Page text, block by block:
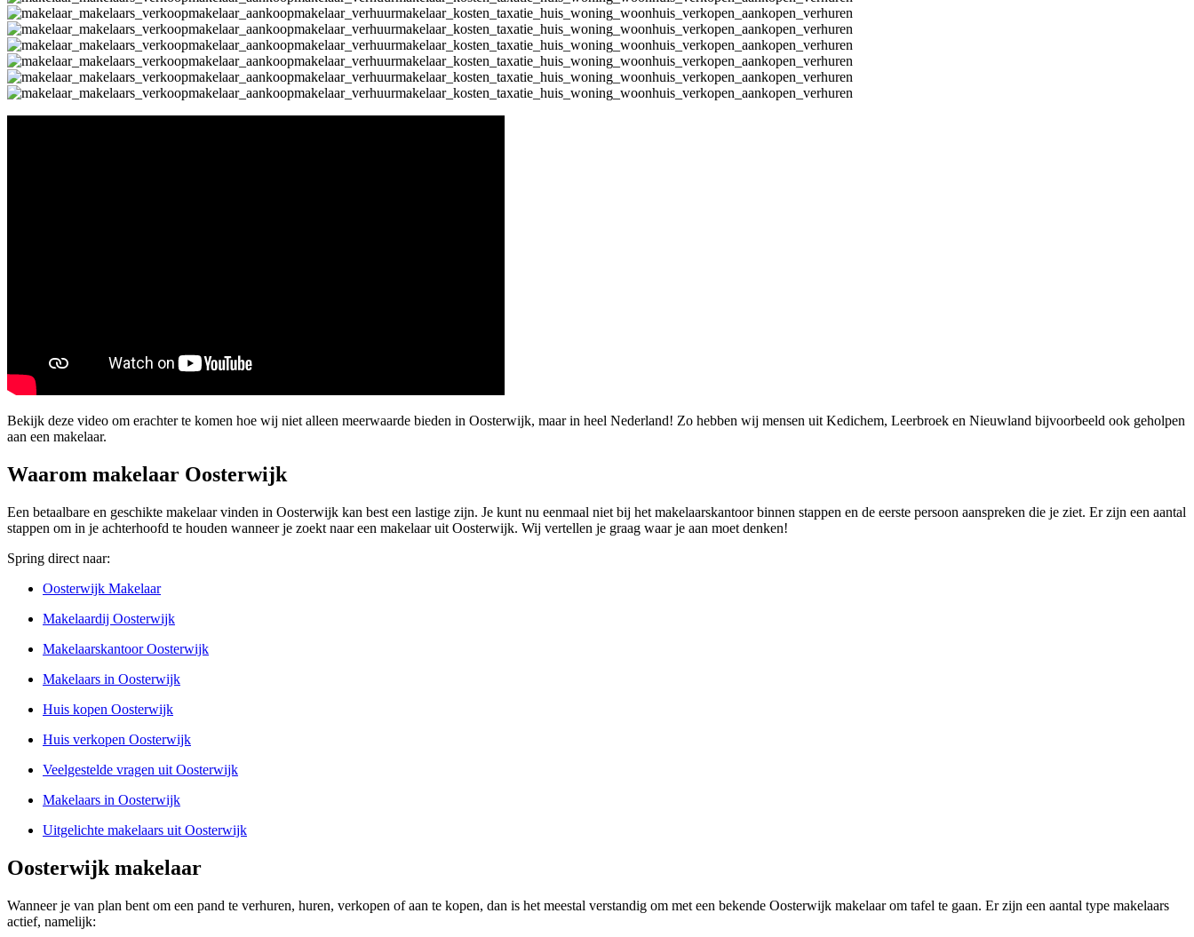
Bekijk deze video om erachter te komen hoe wij niet alleen meerwaarde bieden in Oosterwijk, maar in heel Nederland! Zo hebben wij mensen uit Kedichem, Leerbroek en Nieuwland bijvoorbeeld ook geholpen
aan een makelaar.
Waarom makelaar Oosterwijk
Een betaalbare en geschikte makelaar vinden in Oosterwijk kan best een lastige zijn. Je kunt nu eenmaal niet bij het makelaarskantoor binnen stappen en de eerste persoon aanspreken die je ziet. Er zijn een aantal
stappen om in je achterhoofd te houden wanneer je zoekt naar een makelaar uit Oosterwijk. Wij vertellen je graag waar je aan moet denken!
Spring direct naar:
Oosterwijk Makelaar
Makelaardij Oosterwijk
Makelaarskantoor Oosterwijk
Makelaars in Oosterwijk
Huis kopen Oosterwijk
Huis verkopen Oosterwijk
Veelgestelde vragen uit Oosterwijk
Makelaars in Oosterwijk
Uitgelichte makelaars uit Oosterwijk
Oosterwijk makelaar
Wanneer je van plan bent om een pand te verhuren, huren, verkopen of aan te kopen, dan is het meestal verstandig om met een bekende Oosterwijk makelaar om tafel te gaan. Er zijn een aantal type makelaars
actief, namelijk: